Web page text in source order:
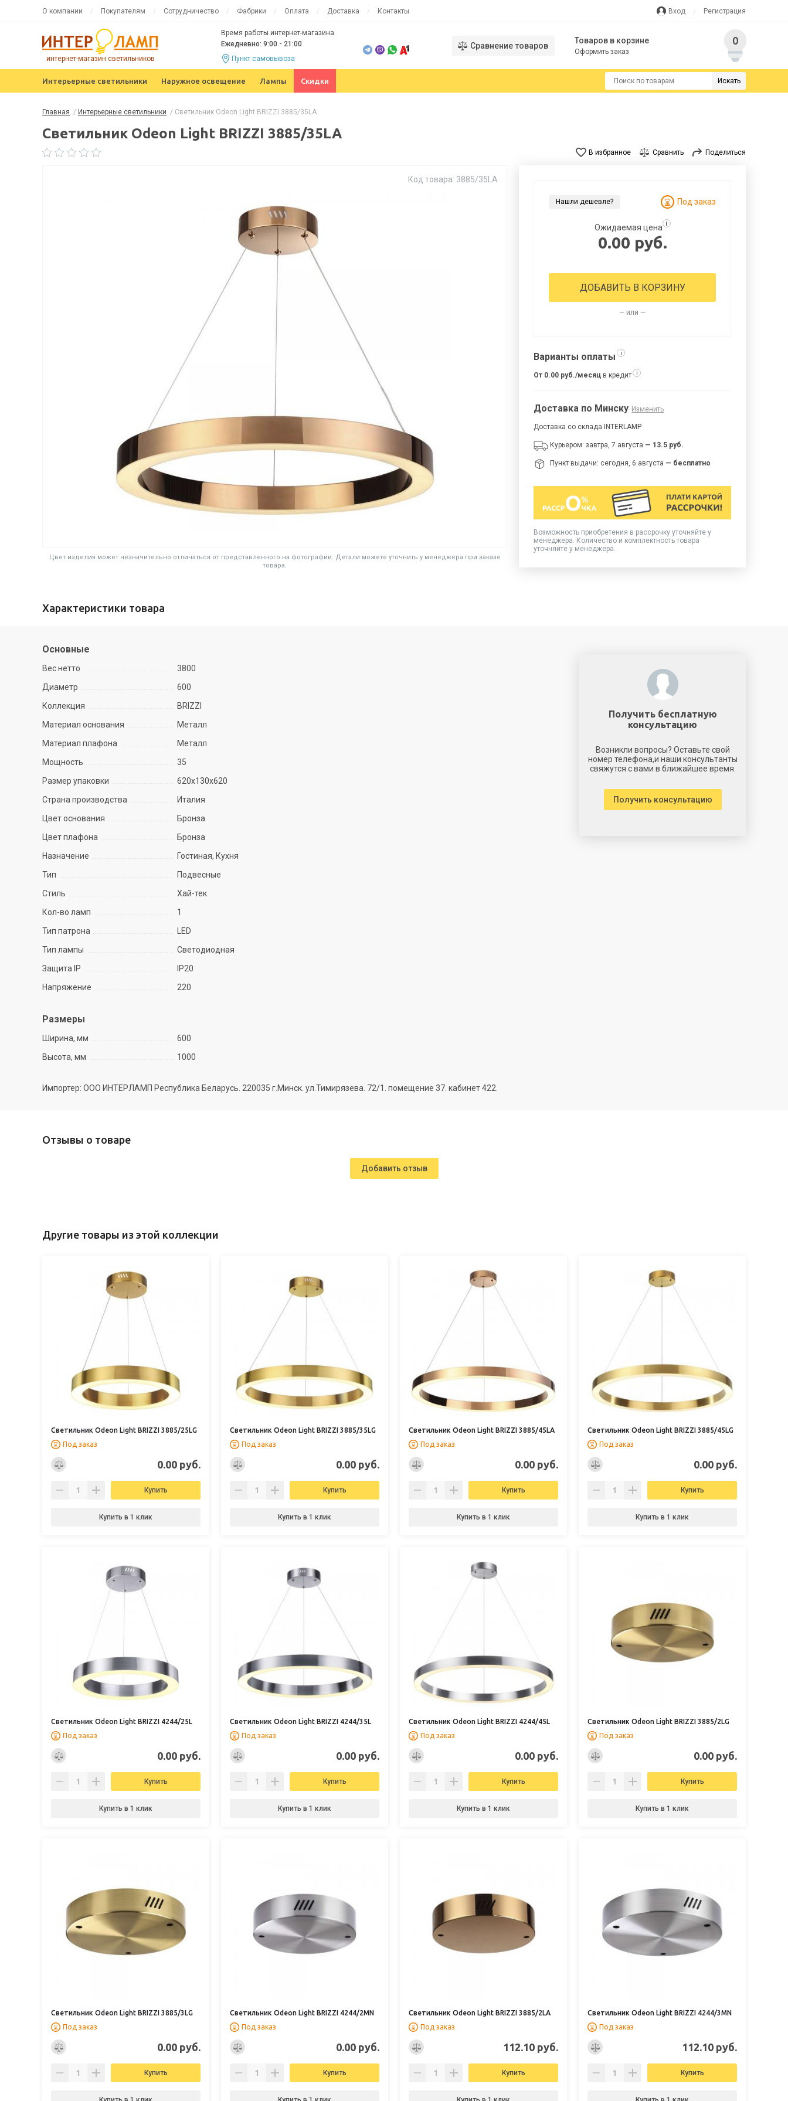
О компании Покупателям Сотрудничество Фабрики Оплата Доставка Контакты Вход Регистрация
интернет-магазин светильников
Время работы интернет-магазина
Ежедневно: 9:00 - 21:00
Пункт самовывоза
Сравнение товаров
Товаров в корзине
Оформить заказ
0
Интерьерные светильники Наружное освещение Лампы Скидки Искать
Главная / Интерьерные светильники / Светильник Odeon Light BRIZZI 3885/35LA
Светильник Odeon Light BRIZZI 3885/35LA
В избранное Сравнить Поделиться
Код товара: 3885/35LA
Цвет изделия может незначительно отличаться от представленного на фотографии. Детали можете уточнить у менеджера при заказе
товара.
Нашли дешевле? Под заказ
Ожидаемая цена i
0.00 руб.
ДОБАВИТЬ В КОРЗИНУ
— или —
Варианты оплаты i
От 0.00 руб./месяц в кредит i
Доставка по Минску Изменить
Доставка со склада INTERLAMP
Курьером: завтра, 7 августа — 13.5 руб.
Пункт выдачи: сегодня, 6 августа — бесплатно
Возможность приобретения в рассрочку уточняйте у
менеджера. Количество и комплектность товара
уточняйте у менеджера.
Характеристики товара
Основные
Вес нетто
3800
Диаметр
600
Коллекция
BRIZZI
Материал основания
Металл
Материал плафона
Металл
Мощность
35
Размер упаковки
620х130х620
Страна производства
Италия
Цвет основания
Бронза
Цвет плафона
Бронза
Назначение
Гостиная, Кухня
Тип
Подвесные
Стиль
Хай-тек
Кол-во ламп
1
Тип патрона
LED
Тип лампы
Светодиодная
Защита IP
IP20
Напряжение
220
Размеры
Ширина, мм
600
Высота, мм
1000
Импортер: ООО ИНТЕРЛАМП Республика Беларусь. 220035 г.Минск. ул.Тимирязева. 72/1. помещение 37. кабинет 422.
Получить бесплатную
консультацию
Возникли вопросы? Оставьте свой
номер телефона,и наши консультанты
свяжутся с вами в ближайшее время.
Получить консультацию
Отзывы о товаре
Добавить отзыв
Другие товары из этой коллекции
Светильник Odeon Light BRIZZI 3885/25LG
Под заказ
0.00 руб.
Купить
Купить в 1 клик
Светильник Odeon Light BRIZZI 3885/35LG
Под заказ
0.00 руб.
Купить
Купить в 1 клик
Светильник Odeon Light BRIZZI 3885/45LA
Под заказ
0.00 руб.
Купить
Купить в 1 клик
Светильник Odeon Light BRIZZI 3885/45LG
Под заказ
0.00 руб.
Купить
Купить в 1 клик
Светильник Odeon Light BRIZZI 4244/25L
Под заказ
0.00 руб.
Купить
Купить в 1 клик
Светильник Odeon Light BRIZZI 4244/35L
Под заказ
0.00 руб.
Купить
Купить в 1 клик
Светильник Odeon Light BRIZZI 4244/45L
Под заказ
0.00 руб.
Купить
Купить в 1 клик
Светильник Odeon Light BRIZZI 3885/2LG
Под заказ
0.00 руб.
Купить
Купить в 1 клик
Светильник Odeon Light BRIZZI 3885/3LG
Под заказ
0.00 руб.
Купить
Светильник Odeon Light BRIZZI 4244/2MN
Под заказ
0.00 руб.
Купить
Светильник Odeon Light BRIZZI 3885/2LA
Под заказ
112.10 руб.
Купить
Светильник Odeon Light BRIZZI 4244/3MN
Под заказ
112.10 руб.
Купить